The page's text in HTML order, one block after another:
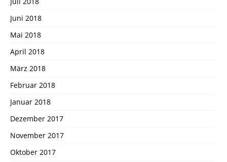
Juni 2018
Mai 2018
April 2018
März 2018
Februar 2018
Januar 2018
Dezember 2017
November 2017
Oktober 2017